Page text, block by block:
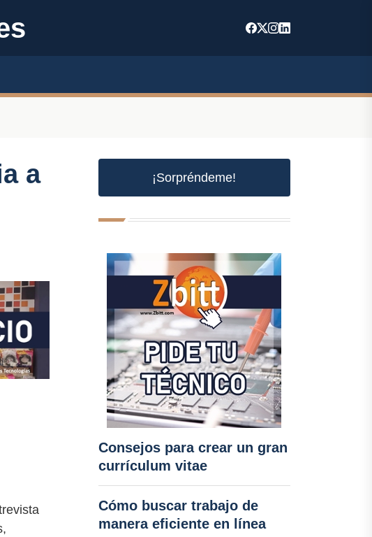
a
¡Sorpréndeme!
Consejos para crear un gran
currículum vitae
Cómo buscar trabajo de
manera eficiente en línea